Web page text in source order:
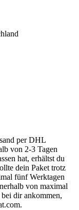
per DHL
von 2-3 Tagen
hat, erhältst du
dein Paket trotz
fünf Werktagen
von maximal
dir ankommen,
.